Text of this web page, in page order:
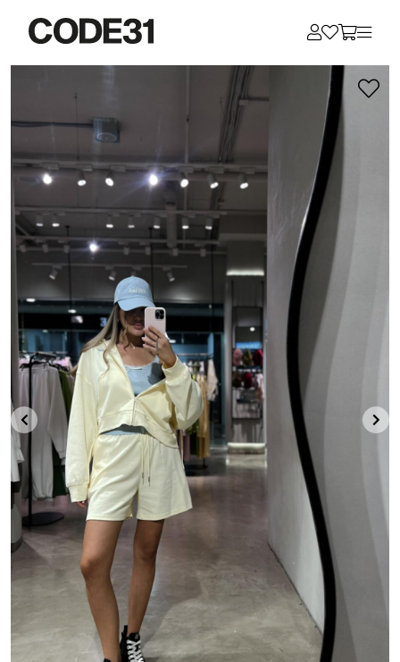
Разбейте
оплатуна части
без переплат
График платежей
Сегодня
25%
Добавляйте товары
в корзину
Оплачивайте сегодня только
25 % картой любого банка
Получайте товар
выбранный способом